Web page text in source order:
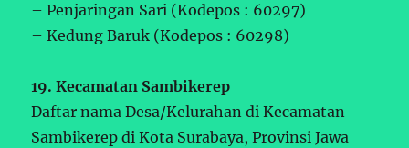
– Penjaringan Sari (Kodepos : 60297)
– Kedung Baruk (Kodepos : 60298)
19. Kecamatan Sambikerep
Daftar nama Desa/Kelurahan di Kecamatan
Sambikerep di Kota Surabaya, Provinsi Jawa